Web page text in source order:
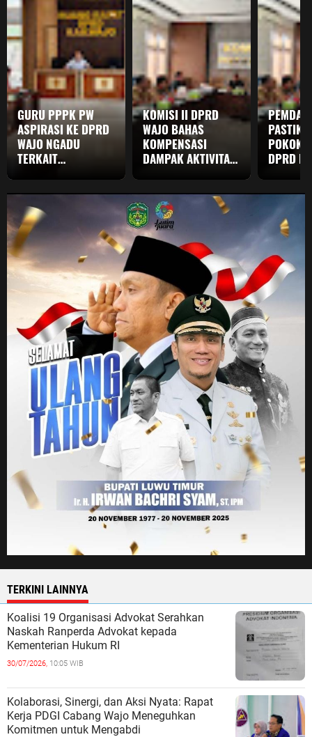
GURU PPPK PW
ASPIRASI KE DPRD
WAJO NGADU
TERKAIT
DAN SERTIFIKASI
TERHENTI
KOMISI II DPRD
WAJO BAHAS
KOMPENSASI
DAMPAK AKTIVITAS
PEMDA
POKOK
DPRD
TERKINI LAINNYA
Koalisi 19 Organisasi Advokat Serahkan
Naskah Ranperda Advokat kepada
Kementerian Hukum RI
30/07/2026, 10:05 WIB
Kolaborasi, Sinergi, dan Aksi Nyata: Rapat
Kerja PDGI Cabang Wajo Meneguhkan
Komitmen untuk Mengabdi